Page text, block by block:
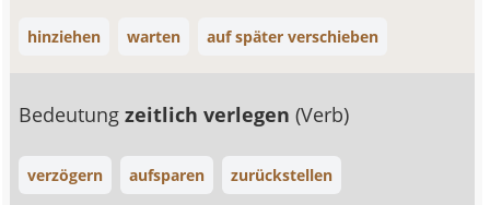
hinziehen warten auf später verschieben
Bedeutungzeitlich verlegen(Verb)
verzögern aufsparen zurückstellen